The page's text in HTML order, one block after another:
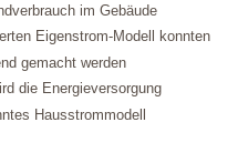
im Gebäude
Eigenstrom-Modell konnten
gemacht werden
die Energieversorgung
Hausstrommodell